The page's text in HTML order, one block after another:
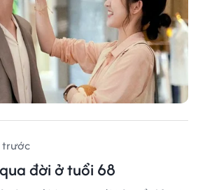
trước
đời ở tuổi 68